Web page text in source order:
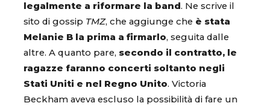
legalmente a riformare la band. Ne scrive il
sito di gossip TMZ, che aggiunge che è stata
Melanie B la prima a firmarlo, seguita dalle
altre. A quanto pare, secondo il contratto, le
ragazze faranno concerti soltanto negli
Stati Uniti e nel Regno Unito. Victoria
Beckham aveva escluso la possibilità di fare un